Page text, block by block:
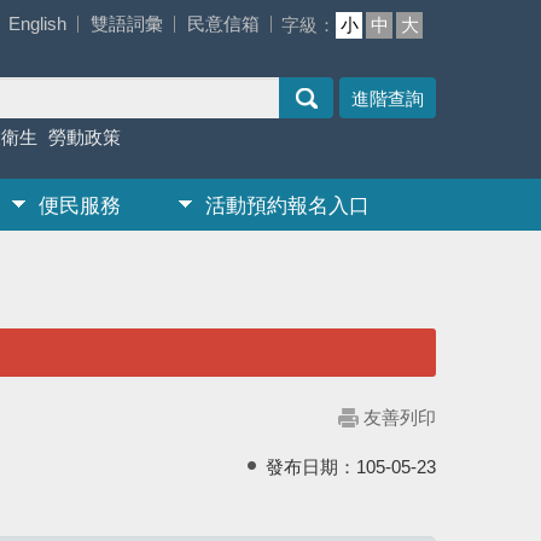
English 雙語詞彙 民意信箱 字級： 小 中 大
進階查詢
生 勞動政策
便民服務 活動預約報名入口
友善列印
發布日期： 105-05-23